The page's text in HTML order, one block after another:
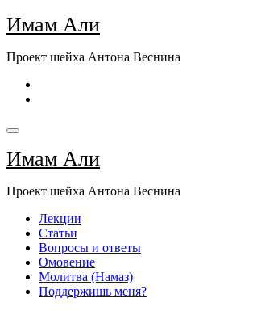
Перейти
к
Имам Али
Проект шейха Антона Веснина
Имам Али
Проект шейха Антона Веснина
Лекции
Статьи
Вопросы и ответы
Омовение
Молитва (Намаз)
Поддержишь меня?